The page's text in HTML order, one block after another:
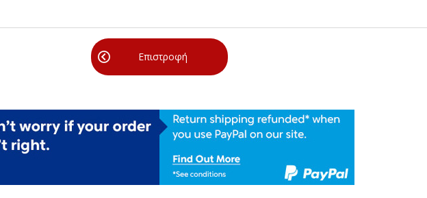
Επιστροφή